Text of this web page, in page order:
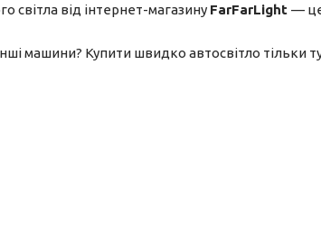
світла від інтернет-магазину FarFarLight — це
машини? Купити швидко автосвітло тільки